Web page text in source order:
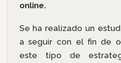
online.
Se ha realizado un
a seguir con el fin de
este tipo de